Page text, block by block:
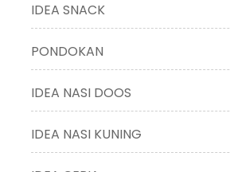
IDEA SNACK
PONDOKAN
IDEA NASI DOOS
IDEA NASI KUNING